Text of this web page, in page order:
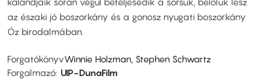
az északi jó boszorkány és a gonosz nyugati boszorkány
Óz birodalmában.
ForgatókönyvWinnie Holzman, Stephen Schwartz
Forgalmazó UIP-DunaFilm